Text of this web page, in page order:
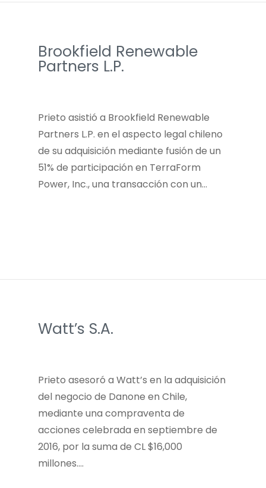
Brookfield Renewable
Partners L.P.
Prieto asistió a Brookfield Renewable
Partners L.P. en el aspecto legal chileno
de su adquisición mediante fusión de un
51% de participación en TerraForm
Power, Inc., una transacción con un…
Watt’s S.A.
Prieto asesoró a Watt’s en la adquisición
del negocio de Danone en Chile,
mediante una compraventa de
acciones celebrada en septiembre de
2016, por la suma de CL $16,000
millones….